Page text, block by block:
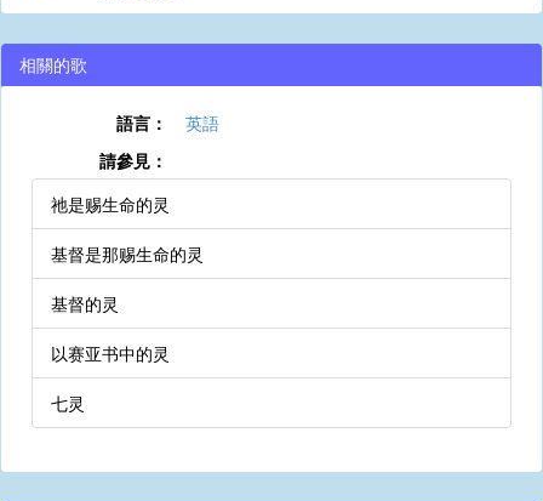
相關的歌
語言：
英語
請參見：
祂是赐生命的灵
基督是那赐生命的灵
基督的灵
以赛亚书中的灵
七灵